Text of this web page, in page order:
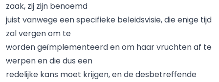
zaak, zij zijn benoemd
juist vanwege een specifieke beleidsvisie, die enige tijd
zal vergen om te
worden geïmplementeerd en om haar vruchten af te
werpen en die dus een
redelijke kans moet krijgen, en de desbetreffende